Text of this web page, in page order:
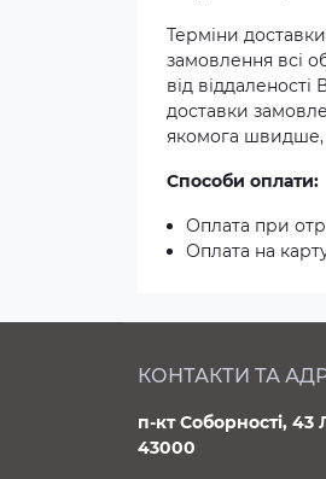
Терміни
замовлення всі
від
доставки
якомога швидше,
Способи оплати:
Оплата при
Оплата на
КОНТАКТИ ТА
п-кт Соборності, 43
43000